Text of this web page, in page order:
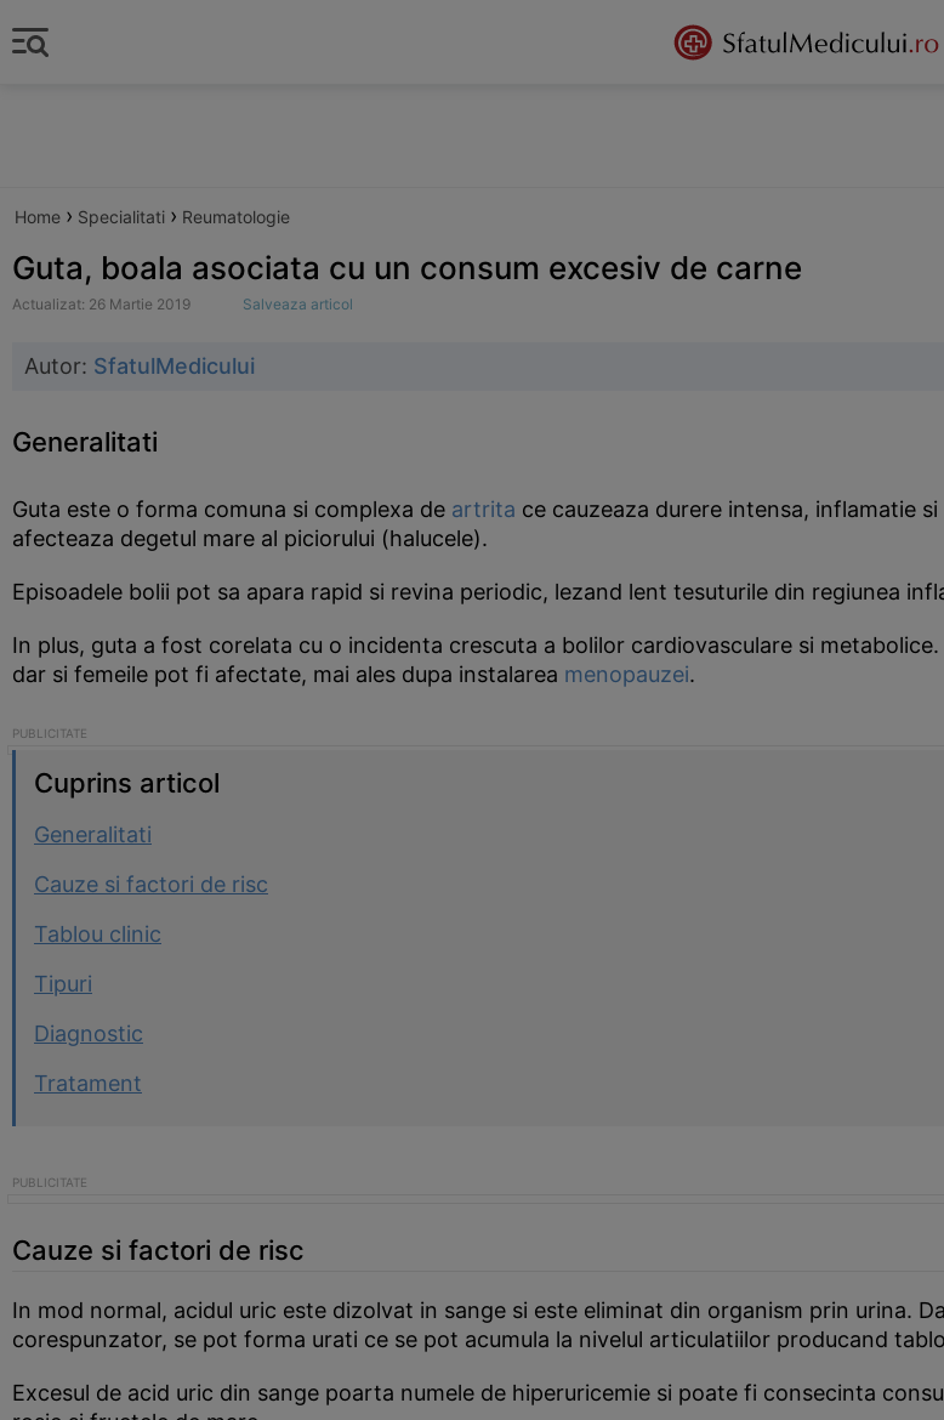
Home › Specialitati › Reumatologie
Guta, boala asociata cu un consum excesiv de carne
Actualizat: 26 Martie 2019 Salveaza articol
Autor: SfatulMedicului
Generalitati
Guta este o forma comuna si complexa de artrita ce cauzeaza durere intensa, inflamatie
afecteaza degetul mare al piciorului (halucele).
Episoadele bolii pot sa apara rapid si revina periodic, lezand lent tesuturile din regiunea
In plus, guta a fost corelata cu o incidenta crescuta a bolilor cardiovasculare si
dar si femeile pot fi afectate, mai ales dupa instalarea menopauzei.
Cuprins articol
Generalitati
Cauze si factori de risc
Tablou clinic
Tipuri
Diagnostic
Tratament
Cauze si factori de risc
In mod normal, acidul uric este dizolvat in sange si este eliminat din organism prin urina.
corespunzator, se pot forma urati ce se pot acumula la nivelul articulatiilor producand
Excesul de acid uric din sange poarta numele de hiperuricemie si poate fi consecinta